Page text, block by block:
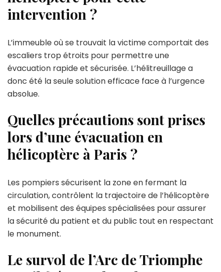
intervention ?
L’immeuble où se trouvait la victime comportait des
escaliers trop étroits pour permettre une
évacuation rapide et sécurisée. L’hélitreuillage a
donc été la seule solution efficace face à l’urgence
absolue.
Quelles précautions sont prises
lors d’une évacuation en
hélicoptère à Paris ?
Les pompiers sécurisent la zone en fermant la
circulation, contrôlent la trajectoire de l’hélicoptère
et mobilisent des équipes spécialisées pour assurer
la sécurité du patient et du public tout en respectant
le monument.
Le survol de l’Arc de Triomphe